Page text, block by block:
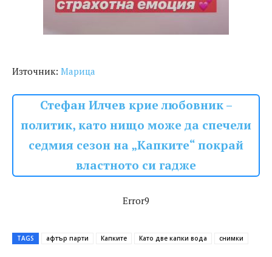
Източник: Марица
Стефан Илчев крие любовник –
политик, като нищо може да спечели
седмия сезон на „Капките“ покрай
властното си гадже
Error9
TAGS афтър парти Капките Като две капки вода снимки